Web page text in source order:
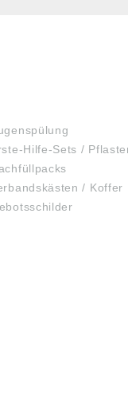
Hilfe-Sets /
/ Koffer